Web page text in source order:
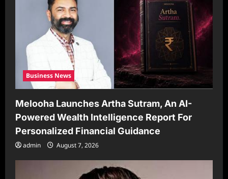
Business News
Melooha Launches Artha Sutram, An AI-
Powered Wealth Intelligence Report For
Personalized Financial Guidance
admin August 7, 2026